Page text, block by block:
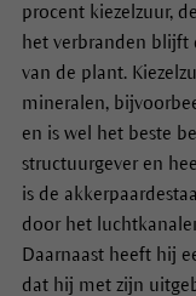
procent kiezelzuur,
het verbranden blijft
van de plant.
mineralen,
en is wel het beste
structuurgever en
is de
door het
Daarnaast heeft hij
dat hij met zijn